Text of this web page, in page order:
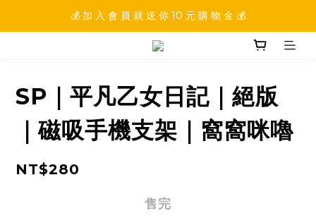
💰 加 入 會 員 就 送 你 10 元 購 物 金 💰
💰 加 入 會 員 就 送 你 10 元 購 物 金 💰
💰 填 寫 完 整 會 員 資 訊 再 送 點 數 22222 點 💰
SP｜平凡乙女日記｜絕版
｜磁吸手機支架｜窩窩咪嚕
NT$280
售完